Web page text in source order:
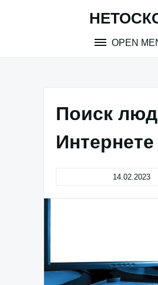
OPEN
Поиск
Интернете
14.02.2023